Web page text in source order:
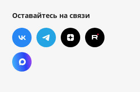
Оставайтесь на связи